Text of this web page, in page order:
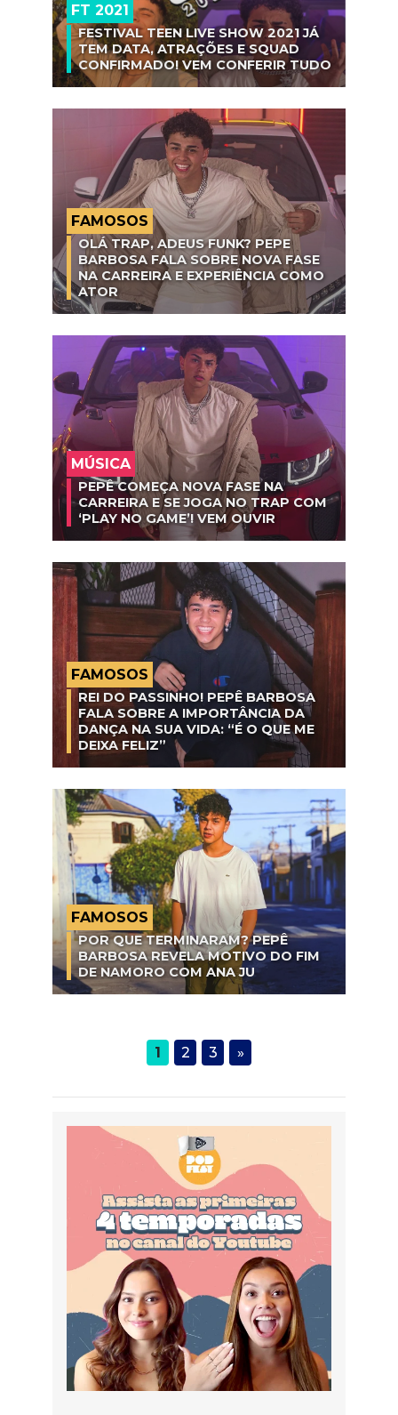
FT 2021
FESTIVAL TEEN LIVE SHOW 2021 JÁ
TEM DATA, ATRAÇÕES E SQUAD
CONFIRMADO! VEM CONFERIR TUDO
FAMOSOS
OLÁ TRAP, ADEUS FUNK? PEPE
BARBOSA FALA SOBRE NOVA FASE
NA CARREIRA E EXPERIÊNCIA COMO
ATOR
MÚSICA
PEPÊ COMEÇA NOVA FASE NA
CARREIRA E SE JOGA NO TRAP COM
‘PLAY NO GAME’! VEM OUVIR
FAMOSOS
REI DO PASSINHO! PEPÊ BARBOSA
FALA SOBRE A IMPORTÂNCIA DA
DANÇA NA SUA VIDA: “É O QUE ME
DEIXA FELIZ”
FAMOSOS
POR QUE TERMINARAM? PEPÊ
BARBOSA REVELA MOTIVO DO FIM
DE NAMORO COM ANA JU
1 2 3 »